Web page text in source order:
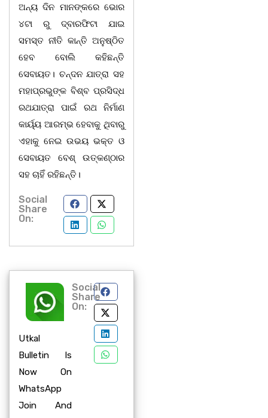
ଅନ୍ୟ ଦିନ ମାନଙ୍କରେ ଭୋର
୪ଟା ରୁ ଦ୍ବାରଫିଟା ଯାଇ
ସମସ୍ତ ନୀତି କାନ୍ତି ଅନୁଷ୍ଠିତ
ହେବ ବୋଲି କହିଛନ୍ତି
ସେବାୟତ। ଚନ୍ଦନ ଯାତ୍ରା ସହ
ମହାପ୍ରଭୁଙ୍କ ବିଶ୍ବ ପ୍ରସିଦ୍ଧ
ରଥଯାତ୍ରା ପାଇଁ ରଥ ନିର୍ମାଣ
କାର୍ୟ୍ୟ ଆରମ୍ଭ ହେବାକୁ ଥିବାରୁ
ଏହାକୁ ନେଇ ଉଭୟ ଭକ୍ତ ଓ
ସେବାୟତ ବେଶ୍ ଉତ୍କଣ୍ଠାର
ସହ ଚାହିଁ ରହିଛନ୍ତି।
Social
Share
On:
Utkal
Bulletin Is
Now On
WhatsApp
Join And
Social
Share
On: